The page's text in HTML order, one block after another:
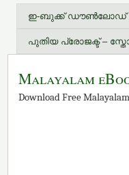
ഇ-ബുക്ക് ഡൗണ്‍ലോഡ്
പുതിയ പ്രോജക്ട് –
Malayalam
Download Free